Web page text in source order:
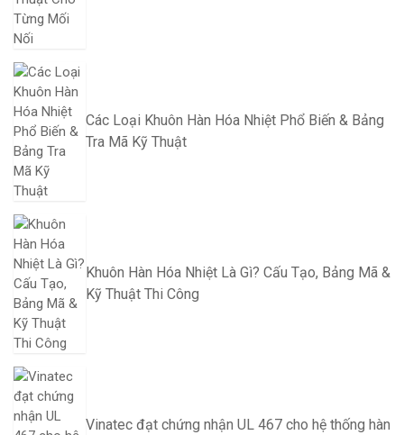
Các Loại Khuôn Hàn Hóa Nhiệt Phổ Biến & Bảng
Tra Mã Kỹ Thuật
Khuôn Hàn Hóa Nhiệt Là Gì? Cấu Tạo, Bảng Mã &
Kỹ Thuật Thi Công
Vinatec đạt chứng nhận UL 467 cho hệ thống hàn